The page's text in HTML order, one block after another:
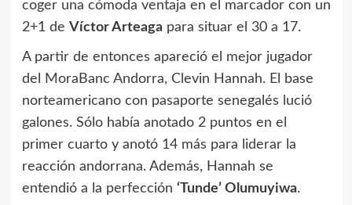
coger una cómoda ventaja en el marcador con un
2+1 de Víctor Arteagapara situar el 30 a 17.
A partir de entonces apareció el mejor jugador
del MoraBanc Andorra, Clevin Hannah. El base
norteamericano con pasaporte senegalés lució
galones. Sólo había anotado 2 puntos en el
primer cuarto y anotó 14 más para liderar la
reacción andorrana. Además, Hannah se
entendió a la perfección ‘Tunde’ Olumuyiwa.